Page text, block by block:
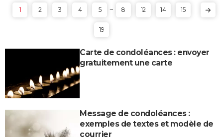
1 2 3 4 5 ... 8 12 14 15
19
Carte de condoléances : envoyer
gratuitement une carte
Message de condoléances :
exemples de textes et modèle de
courrier